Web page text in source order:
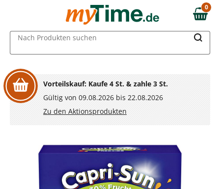
Zum Hauptinhalt springen
Zur Navigation springen
Zur Suche springen
0,00 €
0
Nach Produkten suchen
Vorteilskauf: Kaufe 4 St. & zahle 3 St.
Gültig von 09.08.2026 bis 22.08.2026
Zu den Aktionsprodukten